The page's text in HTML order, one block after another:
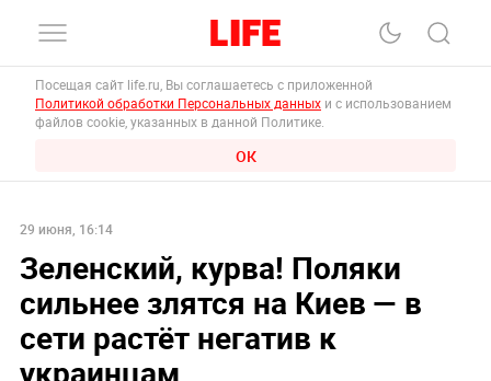
Посещая сайт life.ru, Вы соглашаетесь с приложенной
Политикой обработки Персональных данных и с использованием
файлов cookie, указанных в данной Политике.
ОК
29 июня, 16:14
Зеленский, курва! Поляки
сильнее злятся на Киев — в
сети растёт негатив к
украинцам